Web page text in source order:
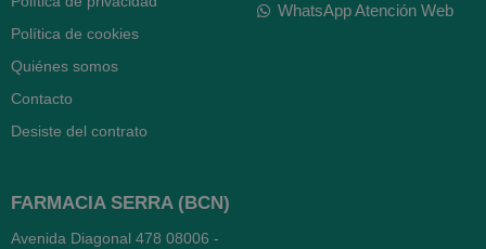
Política de cookies
Quiénes somos
Contacto
Desiste del contrato
WhatsApp Atención Web
FARMACIA SERRA (BCN)
Avenida Diagonal 478 08006 -